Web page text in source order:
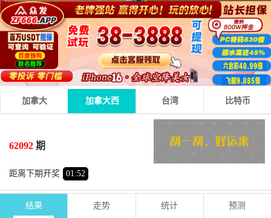
加拿大 加拿大西 台湾 比特币
62092 期
距离下期开奖 01:52
2 + 0 + 0 = 02
期号 号码
结果 走势 统计 预测